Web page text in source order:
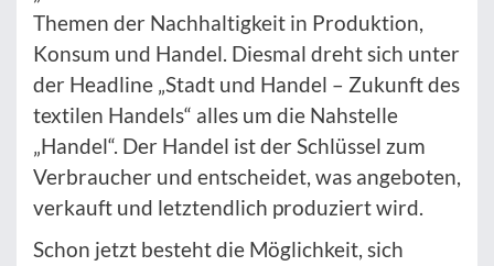
Themen der Nachhaltigkeit in Produktion,
Konsum und Handel. Diesmal dreht sich unter
der Headline „Stadt und Handel – Zukunft des
textilen Handels“ alles um die Nahstelle
„Handel“. Der Handel ist der Schlüssel zum
Verbraucher und entscheidet, was angeboten,
verkauft und letztendlich produziert wird.
Schon jetzt besteht die Möglichkeit, sich